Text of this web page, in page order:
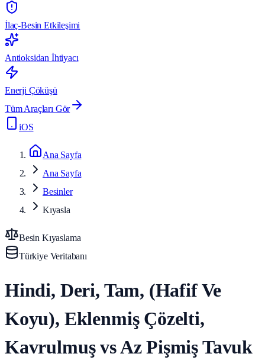
İlaç-Besin Etkileşimi
Antioksidan İhtiyacı
Enerji Çöküşü
Tüm Araçları Gör
iOS
Ana Sayfa
Ana Sayfa
Besinler
Kıyasla
Besin Kıyaslama
Türkiye Veritabanı
Hindi, Deri, Tam, (Hafif Ve
Koyu), Eklenmiş Çözelti,
Kavrulmuş vs Az Pişmiş Tavuk